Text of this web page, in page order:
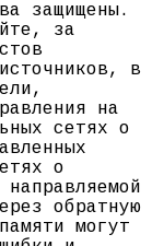
защищены.
за
в
на
сетях о
о
обратную
могут